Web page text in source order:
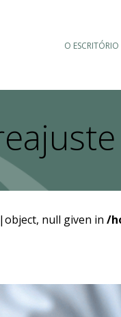
O ESCRITÓRIO
null given in /